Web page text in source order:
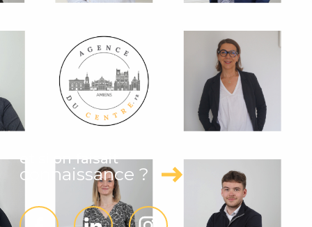
et si on faisait
connaissance ?